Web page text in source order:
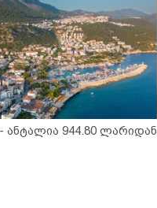
ანტალია 944.80 ლარიდან